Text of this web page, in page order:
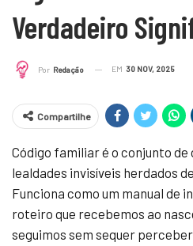
Verdadeiro
Por Redação EM 30 NOV, 2025
Compartilhe
Código familiar é o conjunto
lealdades invisíveis herdados
Funciona como um manual de
roteiro que recebemos ao
seguimos sem sequer